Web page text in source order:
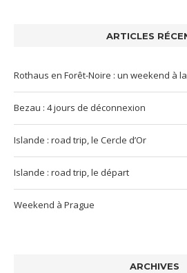
ARTICLES
Rothaus en Forêt-Noire : un weekend à
Bezau : 4 jours de déconnexion
Islande : road trip, le Cercle d’Or
Islande : road trip, le départ
Weekend à Prague
ARCHIVES